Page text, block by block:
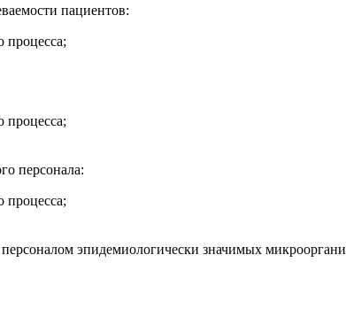
пациентов:
процесса;
процесса;
персонала:
процесса;
эпидемиологически значимых